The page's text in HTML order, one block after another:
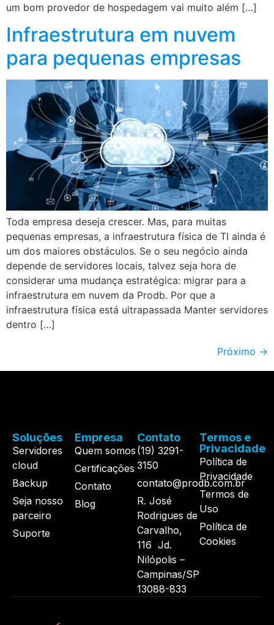
um bom provedor de hospedagem vai muito além […]
Infraestrutura em nuvem
para pequenas empresas
Toda empresa deseja crescer. Mas, para muitas
pequenas empresas, a infraestrutura física de TI ainda é
um dos maiores obstáculos. Se o seu negócio ainda
depende de servidores locais, talvez seja hora de
considerar uma mudança estratégica: migrar para a
infraestrutura em nuvem da Prodb. Por que a
infraestrutura física está ultrapassada Manter servidores
dentro […]
Próximo →
Soluções
Servidores
cloud
Backup
Seja nosso
parceiro
Suporte
Empresa
Quem somos
Certificações
Contato
Blog
Contato
(19) 3291-
3150
contato@prodb.com.br
R. José
Rodrigues de
Carvalho,
116 Jd.
Nilópolis –
Campinas/SP
13088-833
Termos e
Privacidade
Política de
Privacidade
Termos de
Uso
Política de
Cookies